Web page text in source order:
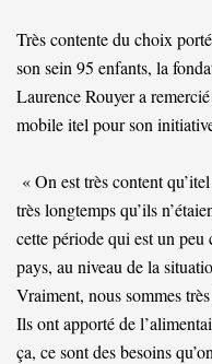
Très contente du choix
son sein 95 enfants, la
Laurence Rouyer a
mobile itel pour son
« On est très content
très longtemps qu’ils
cette période qui est un
pays, au niveau de la
Vraiment, nous sommes
Ils ont apporté de
ça, ce sont des besoins